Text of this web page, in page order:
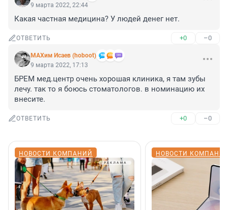
9 марта 2022, 22:44
Какая частная медицина? У людей денег нет.
ОТВЕТИТЬ +0 –0
МАХим Исаев (hoboot)
9 марта 2022, 17:13
БРЕМ мед.центр очень хорошая клиника, я там зубы
лечу. так то я боюсь стоматологов. в номинацию их
внесите.
ОТВЕТИТЬ +0 –0
НОВОСТИ КОМПАНИЙ НОВОСТИ